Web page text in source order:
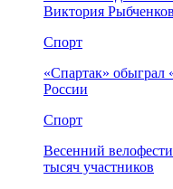
Виктория
Спорт
«Спартак» обыграл
России
Спорт
Весенний
тысяч участников